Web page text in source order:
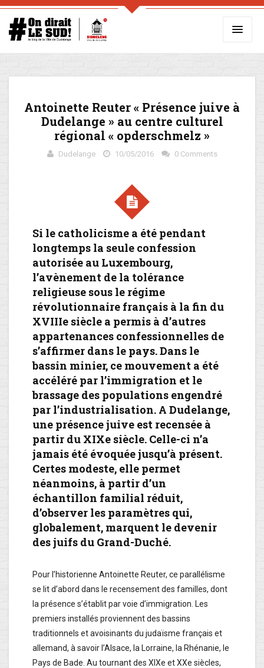
Antoinette Reuter « Présence juive à
Dudelange » au centre culturel
régional « opderschmelz »
Dudelange 10/05/2016 0 Comments
Si le catholicisme a été pendant
longtemps la seule confession
autorisée au Luxembourg,
l’avènement de la tolérance
religieuse sous le régime
révolutionnaire français à la fin du
XVIIIe siècle a permis à d’autres
appartenances confessionnelles de
s’affirmer dans le pays. Dans le
bassin minier, ce mouvement a été
accéléré par l’immigration et le
brassage des populations engendré
par l’industrialisation. A Dudelange,
une présence juive est recensée à
partir du XIXe siècle. Celle-ci n’a
jamais été évoquée jusqu’à présent.
Certes modeste, elle permet
néanmoins, à partir d’un
échantillon familial réduit,
d’observer les paramètres qui,
globalement, marquent le devenir
des juifs du Grand-Duché.
Pour l’historienne Antoinette Reuter, ce parallélisme
se lit d’abord dans le recensement des familles, dont
la présence s’établit par voie d’immigration. Les
premiers installés proviennent des bassins
traditionnels et avoisinants du judaïsme français et
allemand, à savoir l’Alsace, la Lorraine, la Rhénanie, le
Pays de Bade. Au tournant des XIXe et XXe siècles,